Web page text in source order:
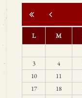
L M
3
4
10
11
17
18